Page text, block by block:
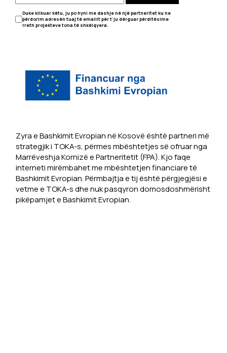
Duke klikuar këtu, ju po hyni me dashje në një partneritet ku ne
përdorim adresën tuaj të emailit për t'ju dërguar përditësime
rreth projekteve tona të shkëlqyera.
Zyra e Bashkimit Evropian në Kosovë është partneri më
strategjik i TOKA-s, përmes mbështetjes së ofruar nga
Marrëveshja Kornizë e Partneritetit (FPA). Kjo faqe
interneti mirëmbahet me mbështetjen financiare të
Bashkimit Evropian. Përmbajtja e tij është përgjegjësi e
vetme e TOKA-s dhe nuk pasqyron domosdoshmërisht
pikëpamjet e Bashkimit Evropian.